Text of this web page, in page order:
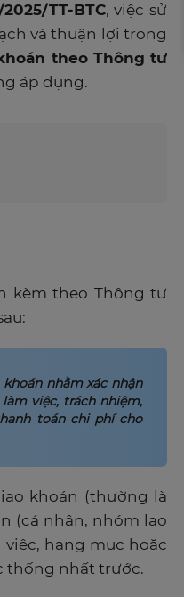
TT-BTC, việc sử
và thuận lợi trong
theo Thông tư
áp dụng.
kèm theo Thông tư
nhằm xác nhận
việc, trách nhiệm,
toán chi phí cho
khoán (thường là
(cá nhân, nhóm lao
hạng mục hoặc
thống nhất trước.